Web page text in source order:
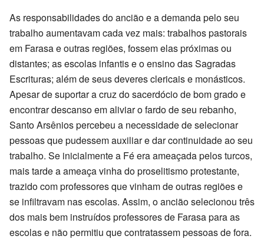
As responsabilidades do ancião e a demanda pelo seu
trabalho aumentavam cada vez mais: trabalhos pastorais
em Farasa e outras regiões, fossem elas próximas ou
distantes; as escolas infantis e o ensino das Sagradas
Escrituras; além de seus deveres clericais e monásticos.
Apesar de suportar a cruz do sacerdócio de bom grado e
encontrar descanso em aliviar o fardo de seu rebanho,
Santo Arsênios percebeu a necessidade de selecionar
pessoas que pudessem auxiliar e dar continuidade ao seu
trabalho. Se inicialmente a Fé era ameaçada pelos turcos,
mais tarde a ameaça vinha do proselitismo protestante,
trazido com professores que vinham de outras regiões e
se infiltravam nas escolas. Assim, o ancião selecionou três
dos mais bem instruídos professores de Farasa para as
escolas e não permitiu que contratassem pessoas de fora.